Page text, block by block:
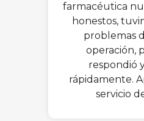
farmacéutica
honestos,
problemas
operación,
respondió
rápidamente.
servicio